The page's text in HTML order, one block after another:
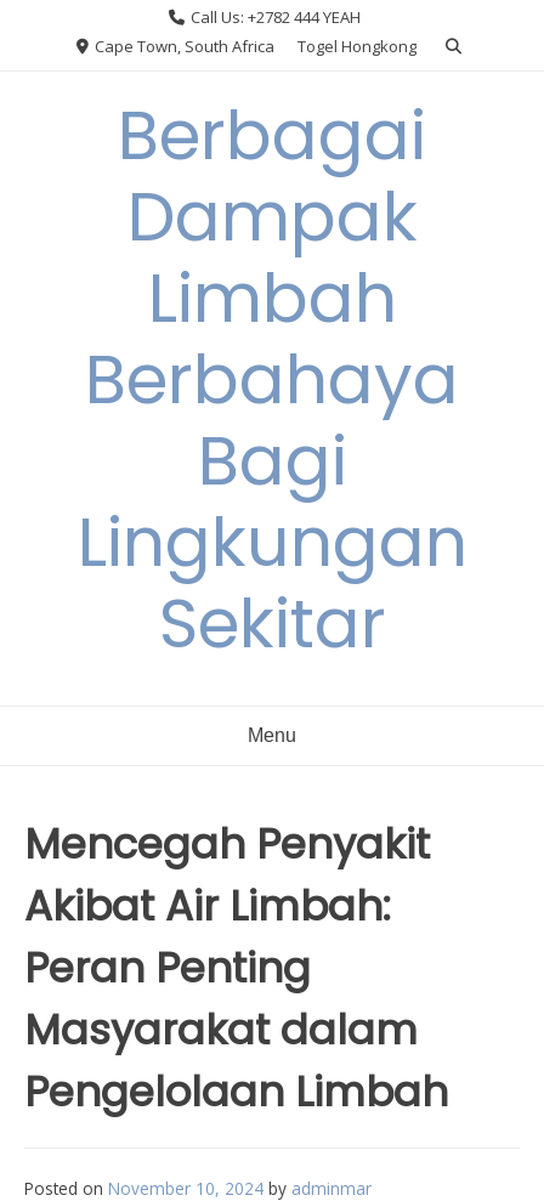
Call Us: +2782 444 YEAH
Cape Town, South Africa
Togel Hongkong
Berbagai
Dampak
Limbah
Berbahaya
Bagi
Lingkungan
Sekitar
Menu
Mencegah Penyakit
Akibat Air Limbah:
Peran Penting
Masyarakat dalam
Pengelolaan Limbah
Posted on November 10, 2024 by adminmar